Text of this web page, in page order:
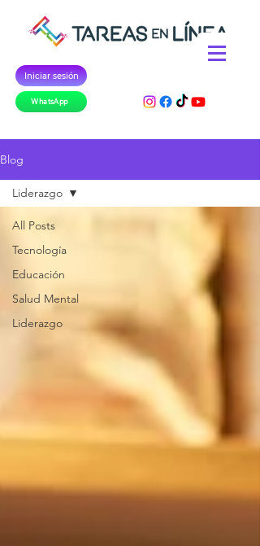
Iniciar sesión
WhatsApp
Blog
All Posts
Tecnología
Educación
Salud Mental
Liderazgo
Liderazgo